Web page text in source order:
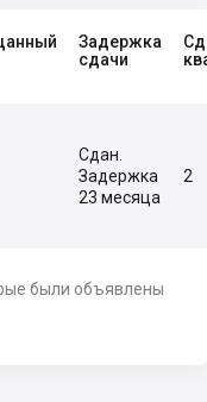
Задержка
сдачи
Сдан.
Задержка
23 месяца
2
были объявлены